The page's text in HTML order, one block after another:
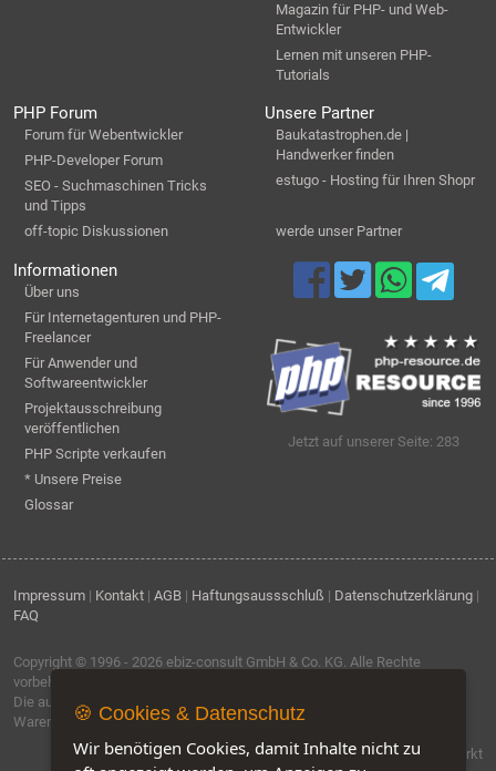
Magazin für PHP- und Web-
Entwickler
Lernen mit unseren PHP-
Tutorials
PHP Forum
Forum für Webentwickler
PHP-Developer Forum
SEO - Suchmaschinen Tricks
und Tipps
off-topic Diskussionen
Unsere Partner
Baukatastrophen.de |
Handwerker finden
estugo - Hosting für Ihren Shopr
werde unser Partner
Informationen
Über uns
Für Internetagenturen und PHP-
Freelancer
Für Anwender und
Softwareentwickler
Projektausschreibung
veröffentlichen
PHP Scripte verkaufen
* Unsere Preise
Glossar
Jetzt auf unserer Seite: 283
Impressum | Kontakt | AGB | Haftungsaussschluß | Datenschutzerklärung |
FAQ
Copyright © 1996 - 2026 ebiz-consult GmbH & Co. KG. Alle Rechte
vorbehalten.
Die auf dieser Seite verwendeten Produktbezeichnungen, Namen und
Warenzeichen sind Eigentum der jeweiligen Firmen.
Software by IQ-Markt
🍪 Cookies & Datenschutz
Wir benötigen Cookies, damit Inhalte nicht zu